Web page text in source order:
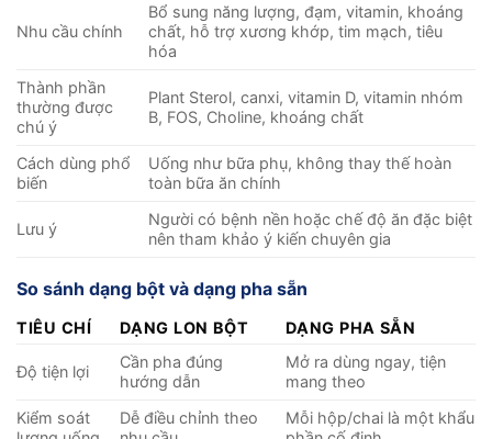
Nhu cầu chính
Bổ sung năng lượng, đạm, vitamin, khoáng
chất, hỗ trợ xương khớp, tim mạch, tiêu
hóa
Thành phần
thường được
chú ý
Plant Sterol, canxi, vitamin D, vitamin nhóm
B, FOS, Choline, khoáng chất
Cách dùng phổ
biến
Uống như bữa phụ, không thay thế hoàn
toàn bữa ăn chính
Lưu ý
Người có bệnh nền hoặc chế độ ăn đặc biệt
nên tham khảo ý kiến chuyên gia
So sánh dạng bột và dạng pha sẵn
TIÊU CHÍ DẠNG LON BỘT DẠNG PHA SẴN
Độ tiện lợi
Cần pha đúng
hướng dẫn
Mở ra dùng ngay, tiện
mang theo
Kiểm soát
Dễ điều chỉnh theo
Mỗi hộp/chai là một khẩu